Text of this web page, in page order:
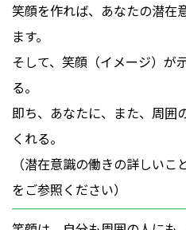
笑顔を作れば、あなたの潜在
ます。
そして、笑顔（イメージ）が
る。
即ち、あなたに、また、周囲
くれる。
（潜在意識の働きの詳しいこ
をご参照ください）